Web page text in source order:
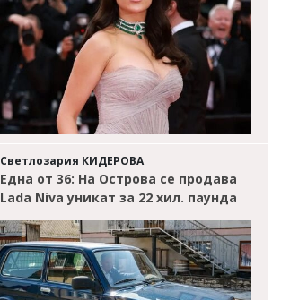
Светлозария КИДЕРОВА
Една от 36: На Острова се продава
Lada Niva уникат за 22 хил. паунда